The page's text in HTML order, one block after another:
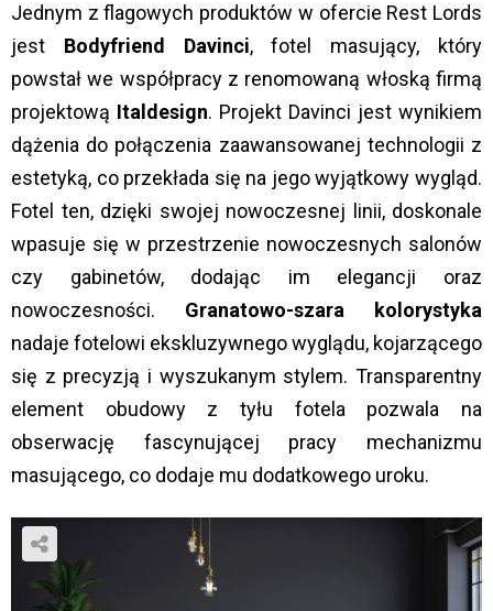
Jednym z flagowych produktów w ofercie Rest Lords
jest Bodyfriend Davinci, fotel masujący, który
powstał we współpracy z renomowaną włoską firmą
projektową Italdesign. Projekt Davinci jest wynikiem
dążenia do połączenia zaawansowanej technologii z
estetyką, co przekłada się na jego wyjątkowy wygląd.
Fotel ten, dzięki swojej nowoczesnej linii, doskonale
wpasuje się w przestrzenie nowoczesnych salonów
czy gabinetów, dodając im elegancji oraz
nowoczesności​. Granatowo-szara kolorystyka
nadaje fotelowi ekskluzywnego wyglądu, kojarzącego
się z precyzją i wyszukanym stylem. Transparentny
element obudowy z tyłu fotela pozwala na
obserwację fascynującej pracy mechanizmu
masującego, co dodaje mu dodatkowego uroku​.